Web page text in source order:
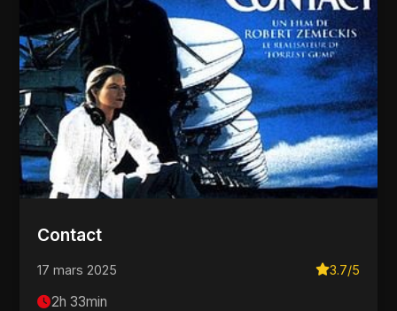
Contact
17 mars 2025 3.7/5
2h 33min